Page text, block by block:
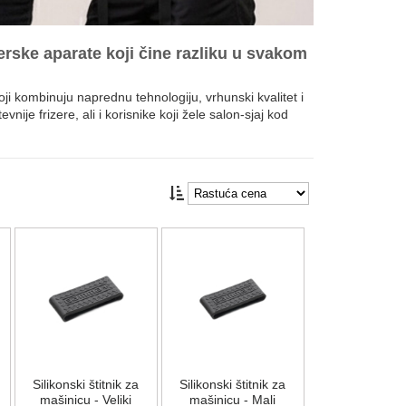
aparate koji čine razliku u svakom
kombinuju naprednu tehnologiju, vrhunski kvalitet i
frizere, ali i korisnike koji žele salon-sjaj kod
ponudi nalaze se profesionalni fenovi i prese za
koji omogućavaju brzo, ali nežno sušenje.
Silikonski štitnik za
mašinicu - Veliki
Silikonski štitnik za
mašinicu - Mali